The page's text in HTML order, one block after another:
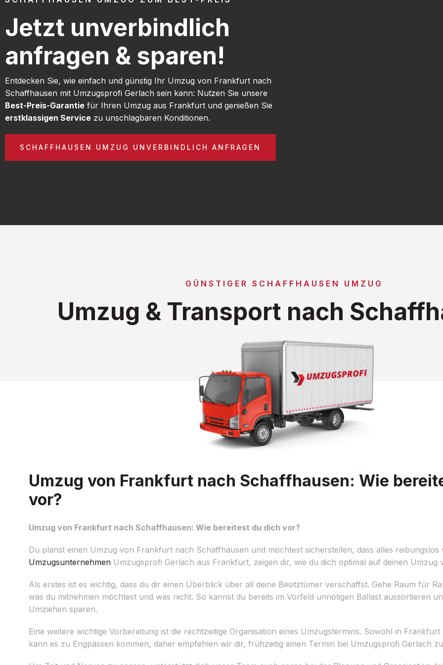
Jetzt unverbindlich
anfragen & sparen!
Entdecken Sie, wie einfach und günstig Ihr Umzug von Frankfurt nach
Schaffhausen mit Umzugsprofi Gerlach sein kann: Nutzen Sie unsere
Best-Preis-Garantie für Ihren Umzug aus Frankfurt und genießen Sie
erstklassigen Service zu unschlagbaren Konditionen.
SCHAFFHAUSEN UMZUG UNVERBINDLICH ANFRAGEN
GÜNSTIGER SCHAFFHAUSEN UMZUG
Umzug & Transport nach
Umzug von Frankfurt nach Schaffhausen: Wie
vor?
Umzug von Frankfurt nach Schaffhausen: Wie bereitest du dich vor?
Du planst einen Umzug von Frankfurt nach Schaffhausen und möchtest sicherstellen, dass alles reibungslos
Umzugsunternehmen Umzugsprofi Gerlach aus Frankfurt, zeigen dir, wie du dich optimal auf deinen Umzug
Als erstes ist es wichtig, dass du dir einen Überblick über all deine Besitztümer verschaffst. Gehe Raum für
was du mitnehmen möchtest und was nicht. So kannst du bereits im Vorfeld unnötigen Ballast aussortieren
Umziehen sparen.
Eine weitere wichtige Vorbereitung ist die rechtzeitige Organisation eines Umzugstermins. Sowohl in
kann es zu Engpässen kommen, daher empfehlen wir dir, frühzeitig einen Termin bei Umzugsprofi Gerlach